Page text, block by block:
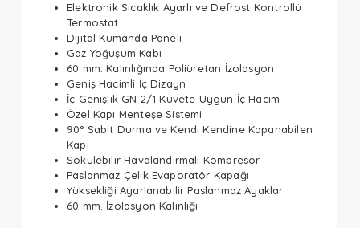
Elektronik Sıcaklık Ayarlı ve Defrost Kontrollü
Termostat
Dijital Kumanda Paneli
Gaz Yoğuşum Kabı
60 mm. Kalınlığında Poliüretan İzolasyon
Geniş Hacimli İç Dizayn
İç Genişlik GN 2/1 Küvete Uygun İç Hacim
Özel Kapı Menteşe Sistemi
90° Sabit Durma ve Kendi Kendine Kapanabilen
Kapı
Sökülebilir Havalandırmalı Kompresör
Paslanmaz Çelik Evaporatör Kapağı
Yüksekliği Ayarlanabilir Paslanmaz Ayaklar
60 mm. İzolasyon Kalınlığı